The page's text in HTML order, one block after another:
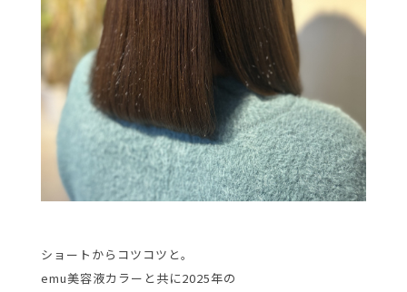
ショートからコツコツと。
emu美容液カラーと共に2025年の